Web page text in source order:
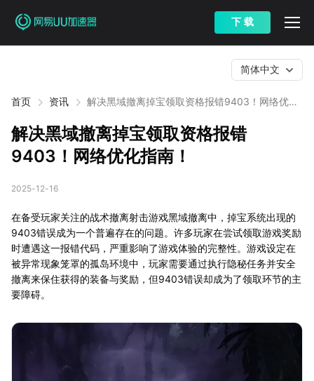
下 载
首页 资讯
解决黑域撤离掉宝领取资格报错9403！网络优化
简体中文
解决黑域撤离掉宝领取资格报错
9403！网络优化指南！
2025-12-16
在备受玩家关注的战术撤离射击游戏黑域撤离中，掉宝系统出现的
9403错误成为一个普遍存在的问题。许多玩家在尝试领取游戏奖励
时遭遇这一报错代码，严重影响了游戏体验的完整性。游戏设定在
被异常现象笼罩的孤岛环境中，玩家需要通过执行隐秘任务并安全
撤离来保住获得的装备与奖励，但9403错误却成为了领取环节的主
要障碍。